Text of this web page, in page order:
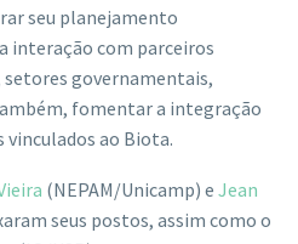
seu planejamento
interação com parceiros
governamentais,
fomentar a integração
vinculados ao Biota.
(NEPAM/Unicamp) e Jean
seus postos, assim como o